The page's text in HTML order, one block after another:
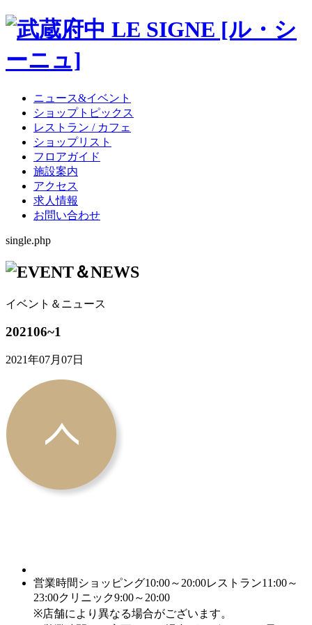
ニュース&イベント
ショップトピックス
レストラン / カフェ
ショップリスト
フロアガイド
施設案内
アクセス
求人情報
お問い合わせ
single.php
イベント＆ニュース
202106~1
2021年07月07日
営業時間 ショッピング10:00～20:00レストラン11:00～
23:00クリニック9:00～20:00
※店舗により異なる場合がございます。